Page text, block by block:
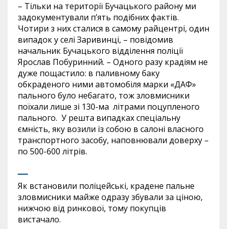
– Тільки на території Бучацького району ми
задокументували п’ять подібних фактів.
Чотири з них сталися в самому райцентрі, один
випадок у селі Заривинці, – повідомив
начальник Бучацького відділення поліції
Ярослав Побуринний. – Одного разу крадіям не
дуже пощастило: в паливному баку
обкраденого ними автомобіля марки «ДАФ»
пального було небагато, тож зловмисники
поїхали лише зі 130-ма літрами поцупленого
пального. У решта випадках спеціальну
ємність, яку возили із собою в салоні власного
транспортного засобу, наповнювали доверху –
по 500-600 літрів.
Як встановили поліцейські, крадене пальне
зловмисники майже одразу збували за ціною,
нижчою від ринкової, тому покупців
вистачало.